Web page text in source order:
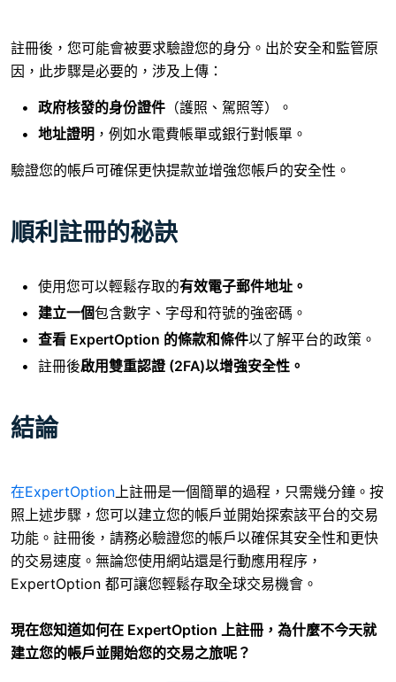
註冊後，您可能會被要求驗證您的身分。出於安全和監管原
因，此步驟是必要的，涉及上傳：
政府核發的身份證件 （護照、駕照等）。
地址證明 ，例如水電費帳單或銀行對帳單。
驗證您的帳戶可確保更快提款並增強您帳戶的安全性。
順利註冊的秘訣
使用您可以輕鬆存取的有效電子郵件地址。
建立一個包含數字、字母和符號的強密碼。
查看 ExpertOption 的條款和條件以了解平台的政策。
註冊後啟用雙重認證 (2FA)以增強安全性。
結論
在ExpertOption 上註冊是一個簡單的過程，只需幾分鐘。按
照上述步驟，您可以建立您的帳戶並開始探索該平台的交易
功能。註冊後，請務必驗證您的帳戶以確保其安全性和更快
的交易速度。無論您使用網站還是行動應用程序，
ExpertOption 都可讓您輕鬆存取全球交易機會。
現在您知道如何在 ExpertOption 上註冊，為什麼不今天就
建立您的帳戶並開始您的交易之旅呢？